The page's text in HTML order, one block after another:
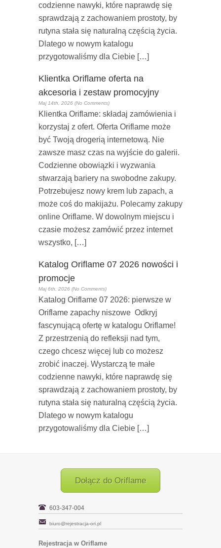
codzienne nawyki, które naprawdę się
sprawdzają z zachowaniem prostoty, by
rutyna stała się naturalną częścią życia.
Dlatego w nowym katalogu
przygotowaliśmy dla Ciebie […]
Klientka Oriflame oferta na
akcesoria i zestaw promocyjny
Maj 14th, 2026 (No Comments)
Klientka Oriflame: składaj zamówienia i
korzystaj z ofert. Oferta Oriflame może
być Twoją drogerią internetową. Nie
zawsze masz czas na wyjście do galerii.
Codzienne obowiązki i wyzwania
stwarzają bariery na swobodne zakupy.
Potrzebujesz nowy krem lub zapach, a
może coś do makijażu. Polecamy zakupy
online Oriflame. W dowolnym miejscu i
czasie możesz zamówić przez internet
wszystko, […]
Katalog Oriflame 07 2026 nowości i
promocje
Maj 6th, 2026 (No Comments)
Katalog Oriflame 07 2026: pierwsze w
Oriflame zapachy niszowe Odkryj
fascynującą ofertę w katalogu Oriflame!
Z przestrzenią do refleksji nad tym,
czego chcesz więcej lub co możesz
zrobić inaczej. Wystarczą te małe
codzienne nawyki, które naprawdę się
sprawdzają z zachowaniem prostoty, by
rutyna stała się naturalną częścią życia.
Dlatego w nowym katalogu
przygotowaliśmy dla Ciebie […]
Dołącz do Oriflame
603-347-004
biuro@rejestracja-ori.pl
Rejestracja w Oriflame